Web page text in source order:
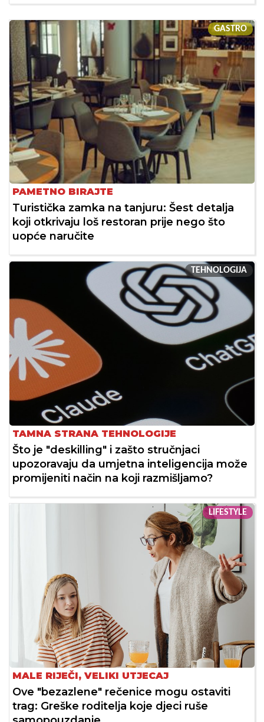
GASTRO
PAMETNO BIRAJTE
Turistička zamka na tanjuru: Šest detalja
koji otkrivaju loš restoran prije nego što
uopće naručite
TEHNOLOGIJA
TAMNA STRANA TEHNOLOGIJE
Što je "deskilling" i zašto stručnjaci
upozoravaju da umjetna inteligencija može
promijeniti način na koji razmišljamo?
LIFESTYLE
MALE RIJEČI, VELIKI UTJECAJ
Ove "bezazlene" rečenice mogu ostaviti
trag: Greške roditelja koje djeci ruše